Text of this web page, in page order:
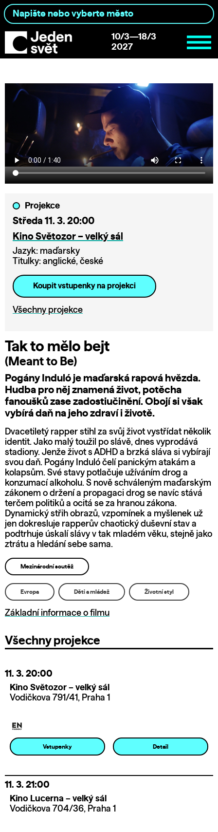
10/3—18/3
2027
Projekce
Středa 11. 3. 20:00
Kino Světozor – velký sál
Jazyk: maďarsky
Titulky: anglické, české
Koupit vstupenky na projekci
Všechny projekce
Tak to mělo bejt
(Meant to Be)
Pogány Induló je maďarská rapová hvězda.
Hudba pro něj znamená život, potěcha
fanoušků zase zadostiučinění. Obojí si však
vybírá daň na jeho zdraví i životě.
Dvacetiletý rapper stihl za svůj život vystřídat několik
identit. Jako malý toužil po slávě, dnes vyprodává
stadiony. Jenže život s ADHD a brzká sláva si vybírají
svou daň. Pogány Induló čelí panickým atakám a
kolapsům. Své stavy potlačuje užíváním drog a
konzumací alkoholu. S nově schváleným maďarským
zákonem o držení a propagaci drog se navíc stává
terčem politiků a ocitá se za hranou zákona.
Dynamický střih obrazů, vzpomínek a myšlenek už
jen dokresluje rapperův chaotický duševní stav a
podtrhuje úskalí slávy v tak mladém věku, stejně jako
ztrátu a hledání sebe sama.
Mezinárodní soutěž
Evropa Děti a mládež Životní styl
Základní informace o filmu
Všechny projekce
11. 3. 20:00
Kino Světozor – velký sál
Vodičkova 791/41, Praha 1
Vstupenky Detail
11. 3. 21:00
Kino Lucerna – velký sál
Vodičkova 704/36, Praha 1